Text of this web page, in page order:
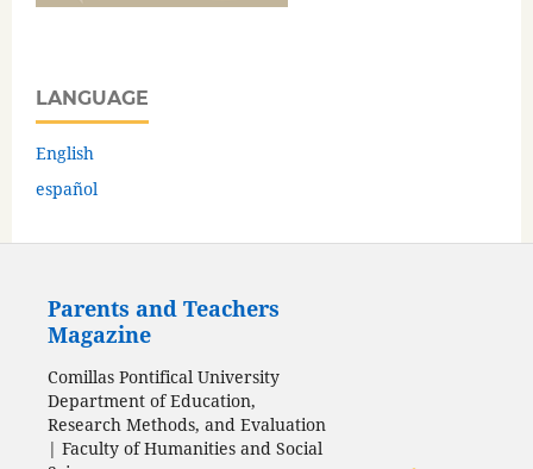
LANGUAGE
English
español
Parents and Teachers
Magazine
Comillas Pontifical University
Department of Education,
Research Methods, and Evaluation
| Faculty of Humanities and Social